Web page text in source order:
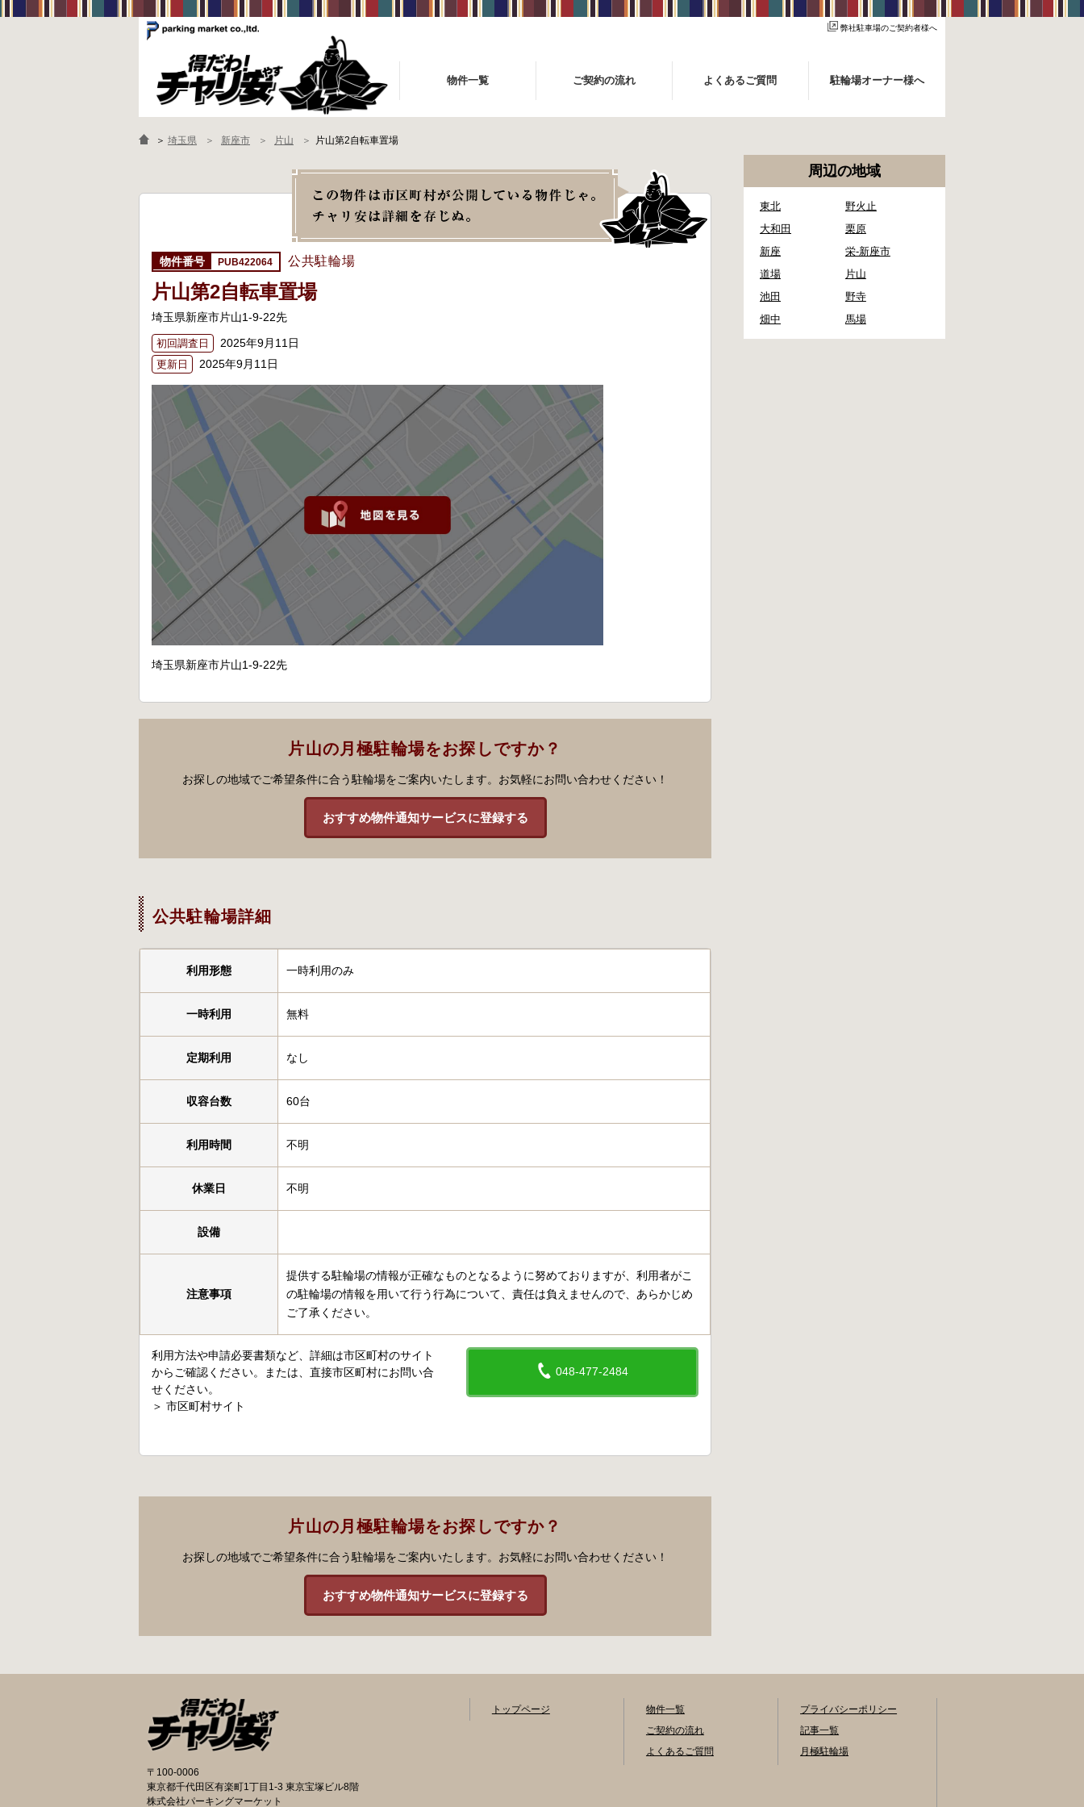
弊社駐車場のご契約者様へ
物件一覧 ご契約の流れ よくあるご質問 駐輪場オーナー様へ
＞ 埼玉県 新座市 片山 片山第2自転車置場
PUB422064 公共駐輪場
片山第2自転車置場
埼玉県新座市片山1-9-22先
初回調査日 2025年9月11日
更新日 2025年9月11日
埼玉県新座市片山1-9-22先
片山の月極駐輪場をお探しですか？
お探しの地域でご希望条件に合う駐輪場をご案内いたします。お気軽にお問い合わせください！
おすすめ物件通知サービスに登録する
公共駐輪場詳細
利用形態 一時利用のみ
一時利用 無料
定期利用 なし
収容台数 60台
利用時間 不明
休業日 不明
設備
注意事項
提供する駐輪場の情報が正確なものとなるように努めておりますが、利用者がこ
の駐輪場の情報を用いて行う行為について、責任は負えませんので、あらかじめ
ご了承ください。
048-477-2484
利用方法や申請必要書類など、詳細は市区町村のサイト
からご確認ください。または、直接市区町村にお問い合
せください。
＞ 市区町村サイト
片山の月極駐輪場をお探しですか？
お探しの地域でご希望条件に合う駐輪場をご案内いたします。お気軽にお問い合わせください！
おすすめ物件通知サービスに登録する
周辺の地域
東北
野火止
大和田
栗原
新座
栄-新座市
道場
片山
池田
野寺
畑中
馬場
〒100-0006
東京都千代田区有楽町1丁目1-3 東京宝塚ビル8階
株式会社パーキングマーケット
トップページ
物件一覧
ご契約の流れ
よくあるご質問
プライバシーポリシー
記事一覧
月極駐輪場